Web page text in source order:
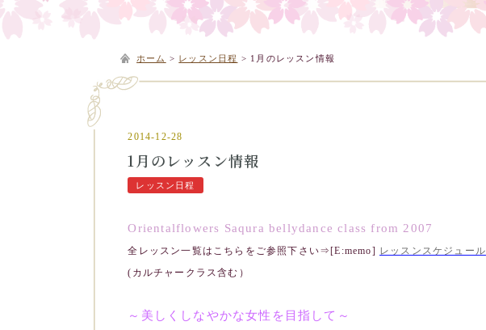
ホーム > レッスン日程 > 1月のレッスン情報
2014-12-28
1月のレッスン情報
レッスン日程
Orientalflowers Saqura bellydance class from 2007
全レッスン一覧はこちらをご参照下さい⇒[E:memo] レッスンスケジュール
(カルチャークラス含む）
～美しくしなやかな女性を目指して～